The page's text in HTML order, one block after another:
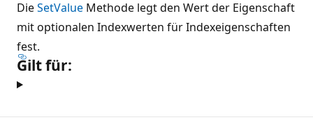
DieSetValue Methode legt den Wert der Eigenschaft
mit optionalen Indexwerten für Indexeigenschaften
fest.
Gilt für: